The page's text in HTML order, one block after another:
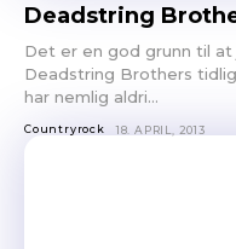
Deadstring
Det er en god grunn til
Deadstring Brothers
har nemlig aldri...
Countryrock 18. APRIL, 2013